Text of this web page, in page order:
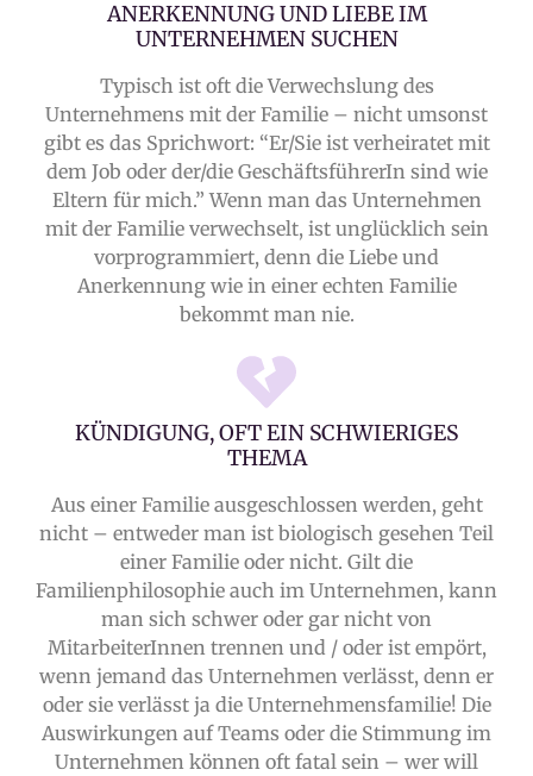
ANERKENNUNG UND LIEBE IM
UNTERNEHMEN SUCHEN
Typisch ist oft die Verwechslung des
Unternehmens mit der Familie – nicht umsonst
gibt es das Sprichwort: “Er/Sie ist verheiratet mit
dem Job oder der/die GeschäftsführerIn sind wie
Eltern für mich.” Wenn man das Unternehmen
mit der Familie verwechselt, ist unglücklich sein
vorprogrammiert, denn die Liebe und
Anerkennung wie in einer echten Familie
bekommt man nie.
KÜNDIGUNG, OFT EIN SCHWIERIGES
THEMA
Aus einer Familie ausgeschlossen werden, geht
nicht – entweder man ist biologisch gesehen Teil
einer Familie oder nicht. Gilt die
Familienphilosophie auch im Unternehmen, kann
man sich schwer oder gar nicht von
MitarbeiterInnen trennen und / oder ist empört,
wenn jemand das Unternehmen verlässt, denn er
oder sie verlässt ja die Unternehmensfamilie! Die
Auswirkungen auf Teams oder die Stimmung im
Unternehmen können oft fatal sein – wer will